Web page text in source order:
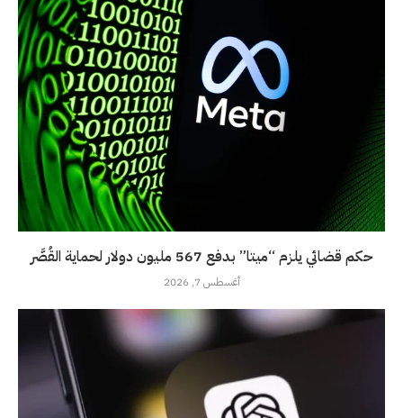
حكم قضائي يلزم “ميتا” بدفع 567 مليون دولار لحماية القُصَّر
أغسطس 7, 2026